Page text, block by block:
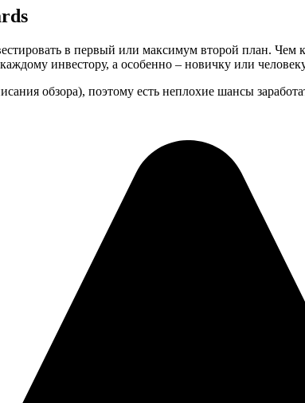
в первый или максимум второй план. Чем
инвестору, а особенно – новичку или
обзора), поэтому есть неплохие шансы